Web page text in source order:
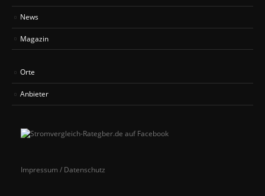
News
Magazin
Orte
Anbieter
Impressum / Datenschutz